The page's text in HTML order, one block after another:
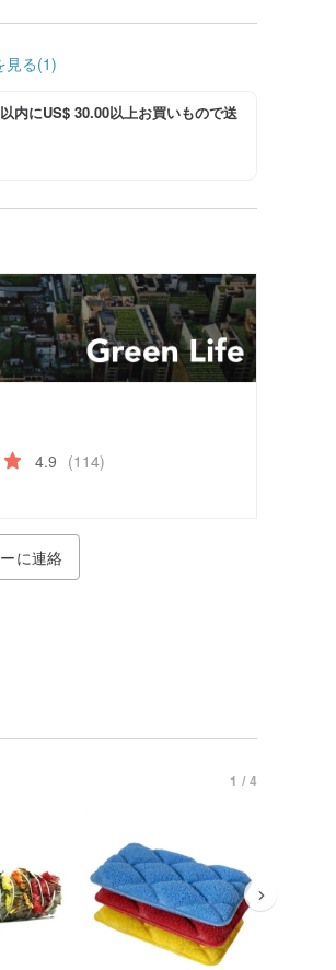
見る(1)
内にUS$ 30.00以上お買いもので送
4.9 (114)
に連絡
1 / 4